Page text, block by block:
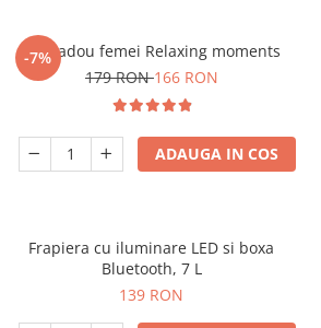
-7%
Set cadou femei Relaxing moments
179 RON166 RON
ADAUGA IN COS
Frapiera cu iluminare LED si boxa
Bluetooth, 7 L
139 RON